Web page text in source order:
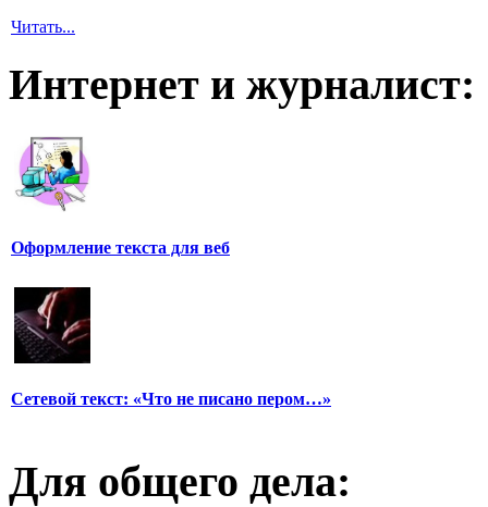
Читать...
Интернет и журналист:
Оформление текста для веб
Сетевой текст: «Что не писано пером…»
Для общего дела: